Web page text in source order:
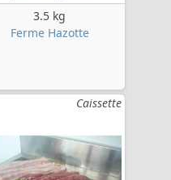
3.5 kg
Ferme Hazotte
Caissette